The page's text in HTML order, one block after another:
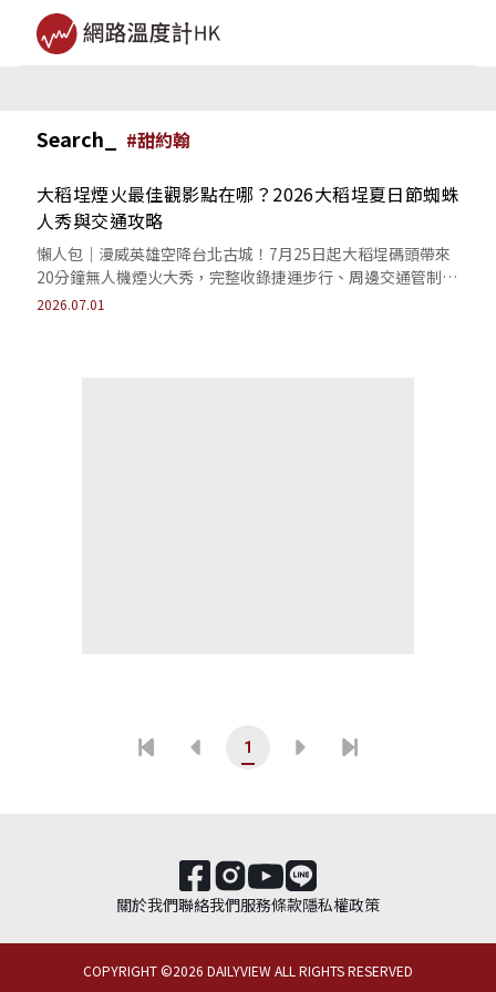
Search_ #甜約翰
大稻埕煙火最佳觀影點在哪？2026大稻埕夏日節蜘蛛
人秀與交通攻略
懶人包｜漫威英雄空降台北古城！7月25日起大稻埕碼頭帶來
20分鐘無人機煙火大秀，完整收錄捷運步行、周邊交通管制與
避開爆量人潮的私房卡位秘密機位。
2026.07.01
1
關於我們聯絡我們服務條款隱私權政策
COPYRIGHT ©2026 DAILYVIEW ALL RIGHTS RESERVED